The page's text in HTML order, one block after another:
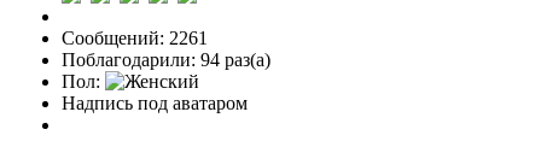
Сообщений: 2261
Поблагодарили: 94 раз(а)
Пол:
Надпись под аватаром